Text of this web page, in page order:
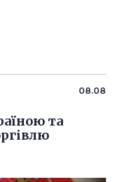
08.08
та